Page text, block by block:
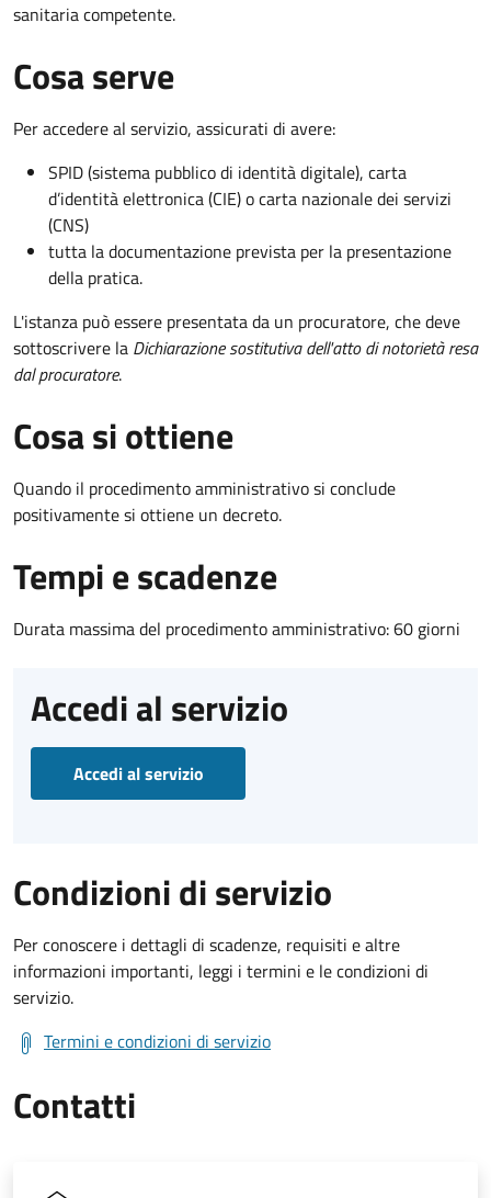
sanitaria competente.
Cosa serve
Per accedere al servizio, assicurati di avere:
SPID (sistema pubblico di identità digitale), carta
d’identità elettronica (CIE) o carta nazionale dei servizi
(CNS)
tutta la documentazione prevista per la presentazione
della pratica.
L'istanza può essere presentata da un procuratore, che deve
sottoscrivere la Dichiarazione sostitutiva dell'atto di notorietà resa
dal procuratore.
Cosa si ottiene
Quando il procedimento amministrativo si conclude
positivamente si ottiene un decreto.
Tempi e scadenze
Durata massima del procedimento amministrativo: 60 giorni
Accedi al servizio
Accedi al servizio
Condizioni di servizio
Per conoscere i dettagli di scadenze, requisiti e altre
informazioni importanti, leggi i termini e le condizioni di
servizio.
Termini e condizioni di servizio
Contatti